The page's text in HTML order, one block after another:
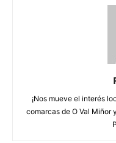
¡Nos mueve el interés
comarcas de O Val Miñor